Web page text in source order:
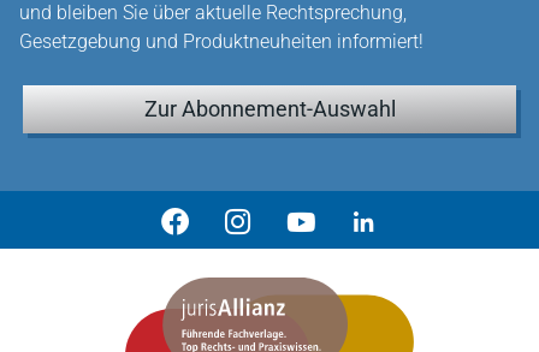
und bleiben Sie über aktuelle Rechtsprechung,
Gesetzgebung und Produktneuheiten informiert!
Zur Abonnement-Auswahl